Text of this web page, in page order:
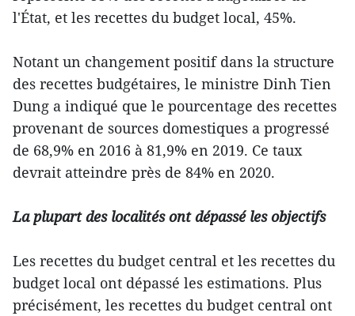
l'État, et les recettes du budget local, 45%.
Notant un changement positif dans la structure
des recettes budgétaires, le ministre Dinh Tien
Dung a indiqué que le pourcentage des recettes
provenant de sources domestiques a progressé
de 68,9% en 2016 à 81,9% en 2019. Ce taux
devrait atteindre près de 84% en 2020.
La plupart des localités ont dépassé les objectifs
Les recettes du budget central et les recettes du
budget local ont dépassé les estimations. Plus
précisément, les recettes du budget central ont